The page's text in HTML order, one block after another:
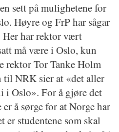
sett på mulighetene for
Høyre og FrP har sågar
Her har rektor vært
må være i Oslo, kun
rektor Tor Tanke Holm
til NRK sier at «det aller
i Oslo». For å gjøre det
å sørge for at Norge har
er studentene som skal